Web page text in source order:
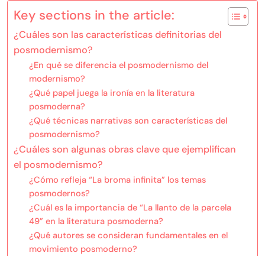
Key sections in the article:
¿Cuáles son las características definitorias del
posmodernismo?
¿En qué se diferencia el posmodernismo del
modernismo?
¿Qué papel juega la ironía en la literatura
posmoderna?
¿Qué técnicas narrativas son características del
posmodernismo?
¿Cuáles son algunas obras clave que ejemplifican
el posmodernismo?
¿Cómo refleja “La broma infinita” los temas
posmodernos?
¿Cuál es la importancia de “La llanto de la parcela
49” en la literatura posmoderna?
¿Qué autores se consideran fundamentales en el
movimiento posmoderno?